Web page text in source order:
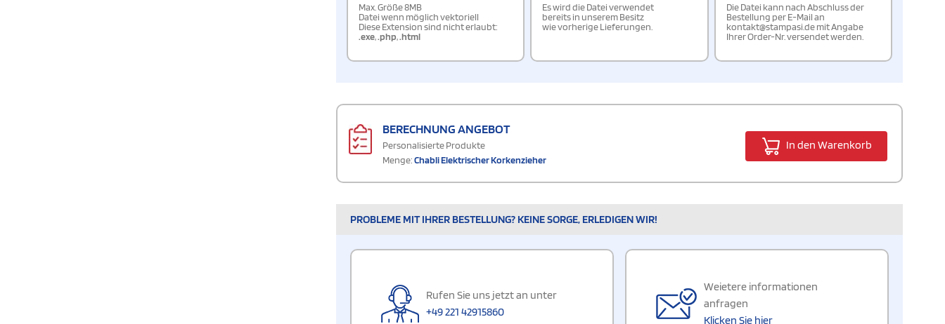
Max. Größe 8MB
Datei wenn möglich vektoriell
Diese Extension sind nicht erlaubt:
.exe,.php,.html
Es wird die Datei verwendet
bereits in unserem Besitz
wie vorherige Lieferungen.
Die Datei kann nach Abschluss der
Bestellung per E-Mail an
kontakt@stampasi.de mit Angabe
Ihrer Order-Nr. versendet werden.
BERECHNUNG ANGEBOT
Personalisierte Produkte
Menge:Chabli Elektrischer Korkenzieher
In den Warenkorb
PROBLEME MIT IHRER BESTELLUNG? KEINE SORGE, ERLEDIGEN WIR!
Rufen Sie uns jetzt an unter
+49 221 42915860
Weietere informationen
anfragen
Klicken Sie hier